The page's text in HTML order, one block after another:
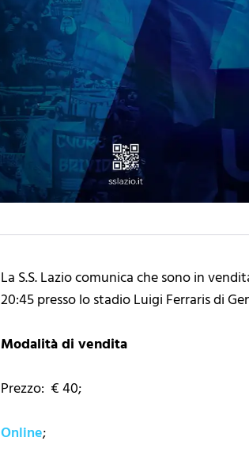
La S.S. Lazio comunica che sono in
20:45 presso lo stadio Luigi Ferraris di
Modalità di vendita
Prezzo: € 40;
Online;